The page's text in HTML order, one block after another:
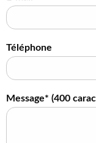
Téléphone
Message* (400